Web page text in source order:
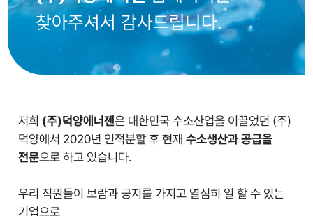
찾아주셔서 감사드립니다.
저희 (주)덕양에너젠은 대한민국 수소산업을 이끌었던 (주)
덕양에서 2020년 인적분할 후 현재수소생산과 공급을
전문으로 하고 있습니다.
우리 직원들이 보람과 긍지를 가지고 열심히 일 할 수 있는
기업으로